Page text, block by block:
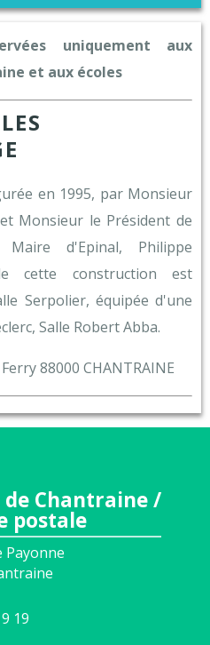
uniquement aux
et aux écoles
en 1995, par Monsieur
Monsieur le Président de
Maire d'Epinal, Philippe
cette construction est
Serpolier, équipée d'une
Salle Robert Abba.
88000 CHANTRAINE
Chantraine /
postale
Payonne
19